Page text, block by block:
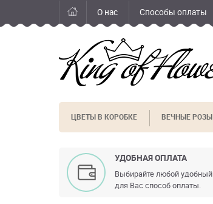
О нас Способы оплаты
ЦВЕТЫ В КОРОБКЕ ВЕЧНЫЕ РОЗЫ
УДОБНАЯ ОПЛАТА
Выбирайте любой удобный
для Вас способ оплаты.